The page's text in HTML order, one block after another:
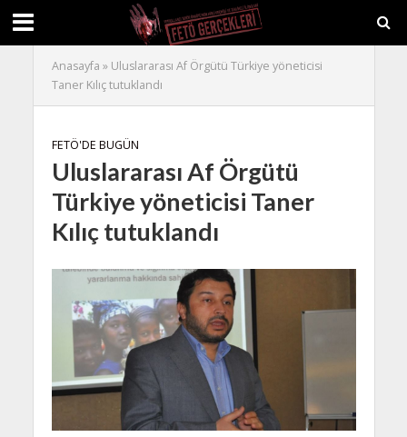
Anasayfa » Uluslararası Af Örgütü Türkiye yöneticisi
Taner Kılıç tutuklandı
FETÖ'DE BUGÜN
Uluslararası Af Örgütü
Türkiye yöneticisi Taner
Kılıç tutuklandı